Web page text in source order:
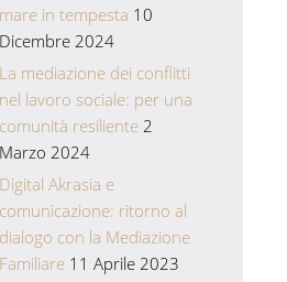
mare in tempesta 10
Dicembre 2024
La mediazione dei conflitti
nel lavoro sociale: per una
comunità resiliente 2
Marzo 2024
Digital Akrasia e
comunicazione: ritorno al
dialogo con la Mediazione
Familiare 11 Aprile 2023